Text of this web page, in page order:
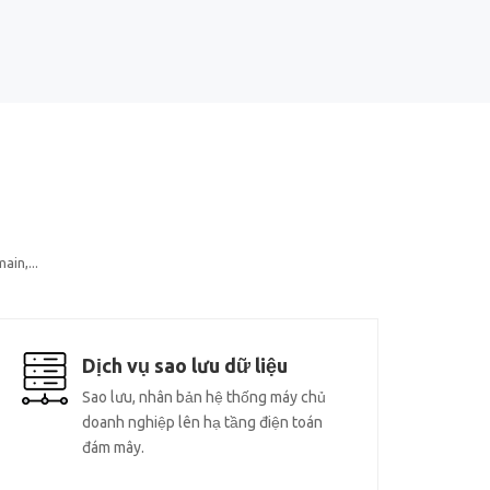
Dịch vụ sao lưu dữ liệu
Sao lưu, nhân bản hệ thống máy chủ
doanh nghiệp lên hạ tầng điện toán
đám mây.